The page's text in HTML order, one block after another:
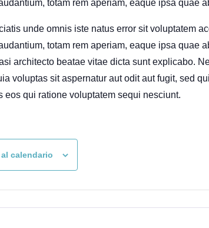
totam rem aperiam, eaque ipsa quae
unde omnis iste natus error sit voluptatem
totam rem aperiam, eaque ipsa quae
architecto beatae vitae dicta sunt explicabo.
voluptas sit aspernatur aut odit aut fugit, sed
eos qui ratione voluptatem sequi nesciunt.
calendario